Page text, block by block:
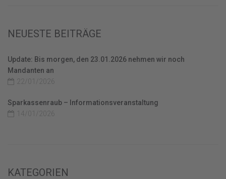
NEUESTE BEITRÄGE
Update: Bis morgen, den 23.01.2026 nehmen wir noch
Mandanten an
22/01/2026
Sparkassenraub – Informationsveranstaltung
14/01/2026
KATEGORIEN